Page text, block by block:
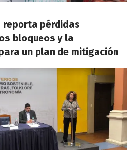
reporta pérdidas
bloqueos y la
un plan de mitigación